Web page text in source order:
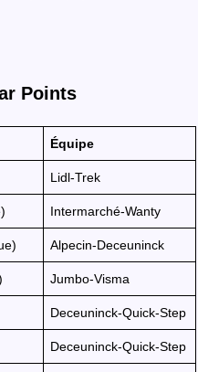
Points
Équipe
Lidl-Trek
Intermarché-Wanty
Alpecin-Deceuninck
Jumbo-Visma
Deceuninck-Quick-Step
Deceuninck-Quick-Step